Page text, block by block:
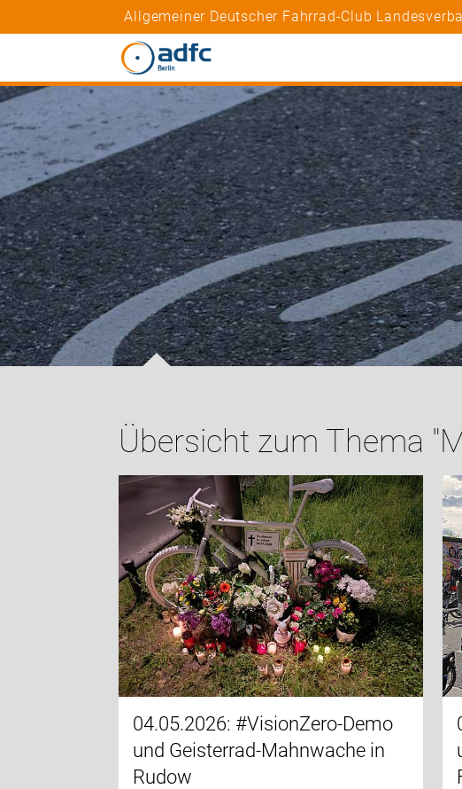
Allgemeiner Deutscher Fahrrad-Club
Übersicht zum Thema
04.05.2026: #VisionZero-Demo
und Geisterrad-Mahnwache in
Rudow